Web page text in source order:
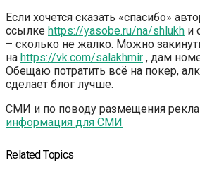
Если хочется сказать «спасибо»
ссылке https://yasobe.ru/na/shlukh и
– сколько не жалко. Можно
на https://vk.com/salakhmir , дам
Обещаю потратить всё на покер,
сделает блог лучше.
СМИ и по поводу размещения
информация для СМИ
Related Topics